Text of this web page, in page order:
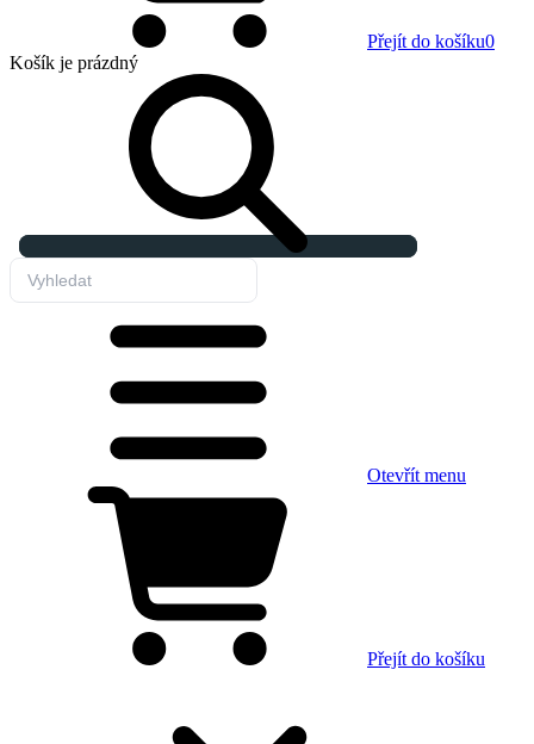
Přejít do košíku0
Košík je prázdný
Otevřít menu
Přejít do košíku